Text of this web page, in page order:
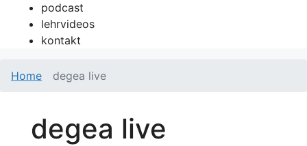
podcast
lehrvideos
kontakt
Home degea live
degea live